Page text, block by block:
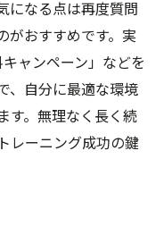
になる点は再度質問
がおすすめです。実
ャンペーン」などを
、自分に最適な環境
す。無理なく長く続
レーニング成功の鍵